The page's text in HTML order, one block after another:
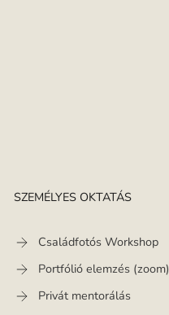
SZEMÉLYES OKTATÁS
Családfotós Workshop
Portfólió elemzés (zoom)
Privát mentorálás